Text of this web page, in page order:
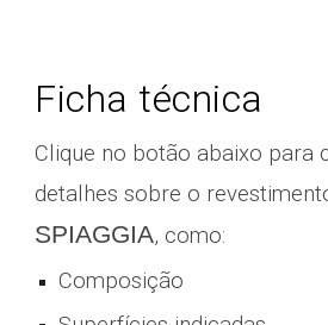
Ficha técnica
Clique no botão abaixo para
detalhes sobre o
SPIAGGIA, como:
Composição